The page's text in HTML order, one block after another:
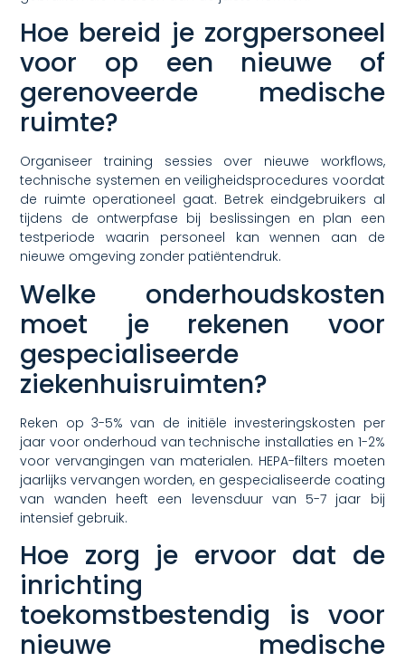
Hoe bereid je zorgpersoneel
voor op een nieuwe of
gerenoveerde medische
ruimte?
Organiseer training sessies over nieuwe workflows,
technische systemen en veiligheidsprocedures voordat
de ruimte operationeel gaat. Betrek eindgebruikers al
tijdens de ontwerpfase bij beslissingen en plan een
testperiode waarin personeel kan wennen aan de
nieuwe omgeving zonder patiëntendruk.
Welke onderhoudskosten
moet je rekenen voor
gespecialiseerde
ziekenhuisruimten?
Reken op 3-5% van de initiële investeringskosten per
jaar voor onderhoud van technische installaties en 1-2%
voor vervangingen van materialen. HEPA-filters moeten
jaarlijks vervangen worden, en gespecialiseerde coating
van wanden heeft een levensduur van 5-7 jaar bij
intensief gebruik.
Hoe zorg je ervoor dat de
inrichting
toekomstbestendig is voor
nieuwe medische